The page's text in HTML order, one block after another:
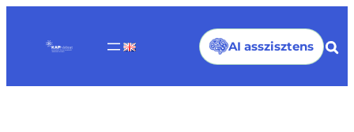
tartalomhoz
AI asszisztens